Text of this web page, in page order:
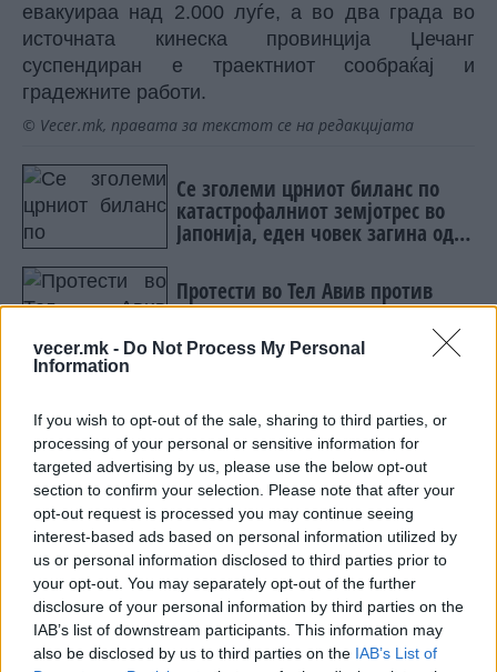
vecer.mk - Do Not Process My Personal
Information
If you wish to opt-out of the sale, sharing to third parties, or
processing of your personal or sensitive information for
targeted advertising by us, please use the below opt-out
section to confirm your selection. Please note that after your
opt-out request is processed you may continue seeing
interest-based ads based on personal information utilized by
us or personal information disclosed to third parties prior to
your opt-out. You may separately opt-out of the further
disclosure of your personal information by third parties on the
IAB’s list of downstream participants. This information may
also be disclosed by us to third parties on the IAB’s List of
евакуираа над 2.000 луѓе, а во два града во
источната кинеска провинција Џечанг
суспендиран е траектниот сообраќај и
градежните работи.
© Vecer.mk, правата за текстот се на редакцијата
Се зголеми црниот биланс по
катастрофалниот земјотрес во
Јапонија, еден човек загина од
Протести во Тел Авив против
насилството на Западниот Брег
(ВИДЕО)
НАЈЧИТАНИ ВО ПОСЛЕДНИ 7 ДЕНА
МАКЕДОНИЈА ИМА СВЕТСКА
ПИСТА: Огромниот Боинг 777
на индиската претседателка
на Меѓународниот Аеродром
Скопје
УАПСЕН МАКЕДОНЕЦОТ АНДРЕЈ
ТАНАСКОВСКИ, ЧЛЕН НА
КАВАЧКИ КЛАН (ФОТО)